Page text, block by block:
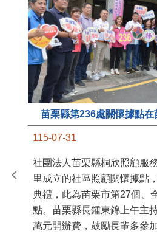
苗栗縣第236處關懷據點
115-07-31
社團法人苗栗縣桐欣照顧服
里成立的社區照顧關懷據點
典禮，此為苗栗市第27個、
點。苗栗縣長鍾東錦上午主
萬元開辦費，鼓勵長輩多參